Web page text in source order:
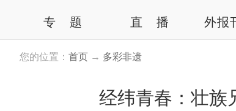
专 题 直 播 外报
您的位置： 首页 → 多彩非遗
经纬青春：壮族